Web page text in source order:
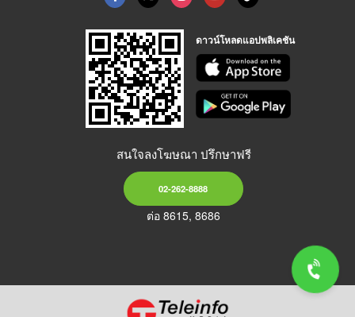
ดาวน์โหลดแอปพลิเคชัน
สนใจลงโฆษณา ปรึกษาฟรี
02-262-8888
ต่อ 8615, 8686